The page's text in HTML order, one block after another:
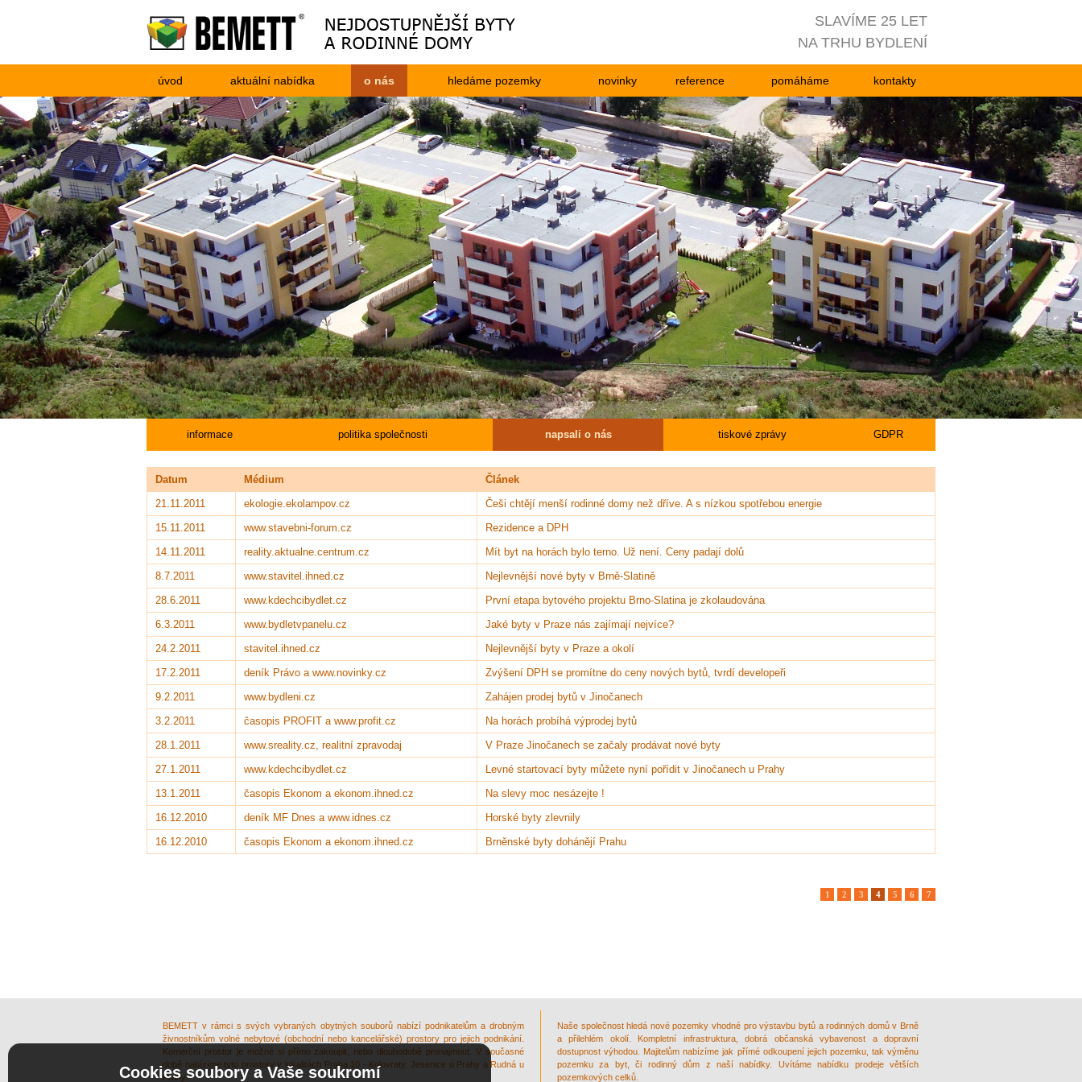
SLAVÍME 25 LET
NA TRHU BYDLENÍ
úvod aktuální nabídka o nás hledáme pozemky novinky reference pomáháme kontakty
informace politika společnosti napsali o nás tiskové zprávy GDPR
Datum Médium
Článek
21.11.2011
ekologie.ekolampov.cz
Češi chtějí menší rodinné domy než dříve. A s nízkou spotřebou energie
15.11.2011
www.stavebni-forum.cz
Rezidence a DPH
14.11.2011
reality.aktualne.centrum.cz
Mít byt na horách bylo terno. Už není. Ceny padají dolů
8.7.2011
www.stavitel.ihned.cz
Nejlevnější nové byty v Brně-Slatině
28.6.2011
www.kdechcibydlet.cz
První etapa bytového projektu Brno-Slatina je zkolaudována
6.3.2011
www.bydletvpanelu.cz
Jaké byty v Praze nás zajímají nejvíce?
24.2.2011
stavitel.ihned.cz
Nejlevnější byty v Praze a okolí
17.2.2011
deník Právo a www.novinky.cz
Zvýšení DPH se promítne do ceny nových bytů, tvrdí developeři
9.2.2011
www.bydleni.cz
Zahájen prodej bytů v Jinočanech
3.2.2011
časopis PROFIT a www.profit.cz
Na horách probíhá výprodej bytů
28.1.2011
www.sreality.cz, realitní zpravodaj
V Praze Jinočanech se začaly prodávat nové byty
27.1.2011
www.kdechcibydlet.cz
Levné startovací byty můžete nyní pořídit v Jinočanech u Prahy
13.1.2011
časopis Ekonom a ekonom.ihned.cz
Na slevy moc nesázejte !
16.12.2010
deník MF Dnes a www.idnes.cz
Horské byty zlevnily
16.12.2010
časopis Ekonom a ekonom.ihned.cz Brněnské byty dohánějí Prahu
1 2 3 4 5 6 7
BEMETT v rámci s svých vybraných obytných souborů nabízí podnikatelům a drobným
živnostníkům volné nebytové (obchodní nebo kancelářské) prostory pro jejich podnikání.
Komerční prostor je možné si přímo zakoupit, nebo dlouhodobě pronajmout. V současné
době nabízíme tyto prostory v lokalitách Praha 10 - Kolovraty, Jesenice u Prahy a Rudná u
Prahy.
Naše společnost hledá nové pozemky vhodné pro výstavbu bytů a rodinných domů v Brně
a přilehlém okolí. Kompletní infrastruktura, dobrá občanská vybavenost a dopravní
dostupnost výhodou. Majitelům nabízíme jak přímé odkoupení jejich pozemku, tak výměnu
pozemku za byt, či rodinný dům z naší nabídky. Uvítáme nabídku prodeje větších
pozemkových celků.
Cookies soubory a Vaše soukromí